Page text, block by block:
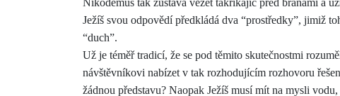
Nikodémus tak zůstává vězet takříkajíc před branami a
Ježíš svou odpovědí předkládá dva “prostředky”, jimiž
“duch”.
Už je téměř tradicí, že se pod těmito skutečnostmi
návštěvníkovi nabízet v tak rozhodujícím rozhovoru
žádnou představu? Naopak Ježíš musí mít na mysli